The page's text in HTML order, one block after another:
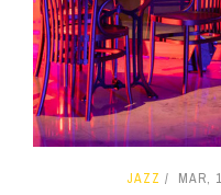
JAZZ MAR,